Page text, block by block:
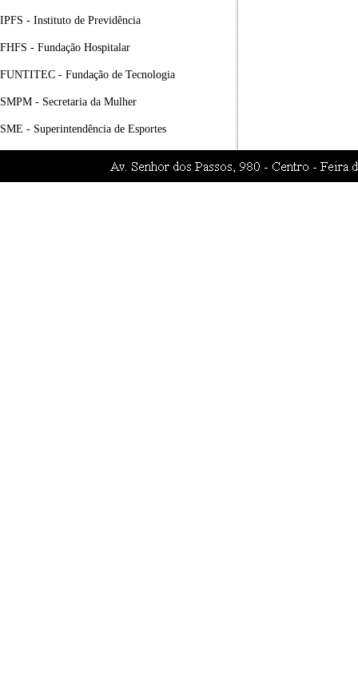
IPFS - Instituto de Previdência
FHFS - Fundação Hospitalar
FUNTITEC - Fundação de Tecnologia
SMPM - Secretaria da Mulher
SME - Superintendência de Esportes